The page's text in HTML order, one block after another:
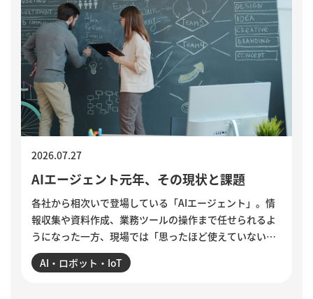
AIエージェント元年、その現状と課題
2026.07.27
各社から相次いで登場している「AIエージェント」。情
報収集や資料作成、業務ツールの操作まで任せられるよ
うになった一方、現場では「思ったほど使えていない」
という声も聞かれます。各社のAIエージェント機能を紹
介するとともに、導入がうまくいかない5つの理由を整
AI・ロボット・IoT